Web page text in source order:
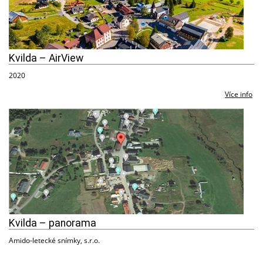
Kvilda – AirView
2020
Více info
Kvilda – panorama
Amido-letecké snímky, s.r.o.